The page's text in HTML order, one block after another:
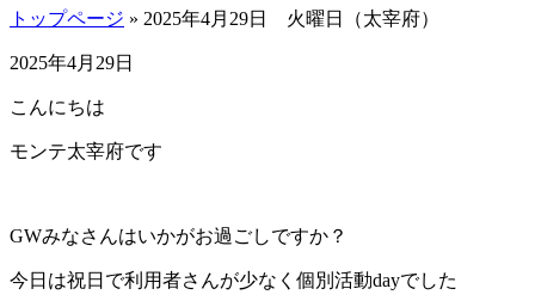
トップページ » 2025年4月29日 火曜日（太宰府）
2025年4月29日
こんにちは
モンテ太宰府です
GWみなさんはいかがお過ごしですか？
今日は祝日で利用者さんが少なく個別活動dayでした